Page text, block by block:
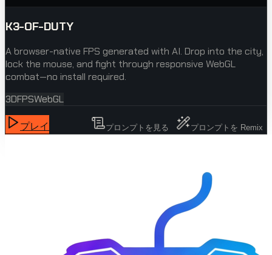
K3-OF-DUTY
A browser-native FPS generated with AI. Drop into the city,
lock the mouse, and fight through responsive WebGL
combat—no install required.
3DFPSWebGL
プレイ プロンプトを見る プロンプトを Remix